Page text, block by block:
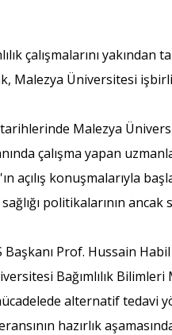
çalışmalarını
Malezya Üniversitesi
Malezya
çalışma yapan
açılış konuşmalarıyla
politikalarının ancak
Başkanı Prof. Hussain
Bağımlılık
alternatif tedavi
hazırlık